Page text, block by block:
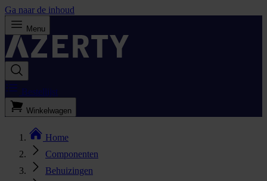
Ga naar de inhoud
Menu
Bestellijst
Winkelwagen
Home
Componenten
Behuizingen